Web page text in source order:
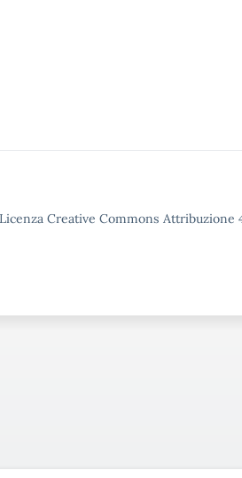
Creative Commons Attribuzione